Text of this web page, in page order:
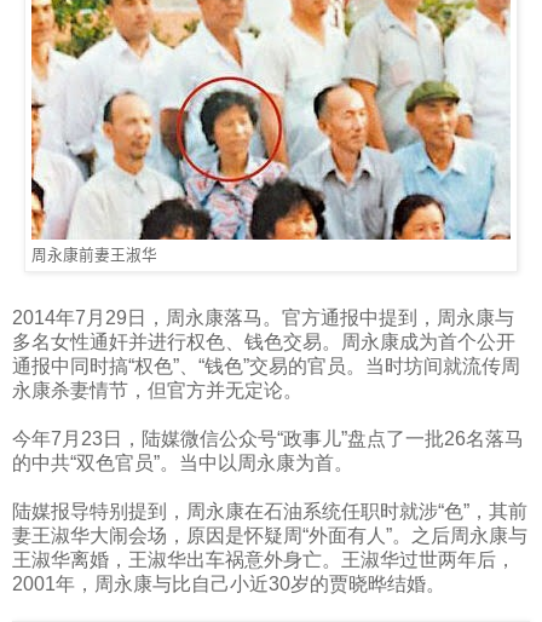
周永康前妻王淑华
2014年7 月 29 日，周永康落马。官方通报中提到，周永康与
多名女性通奸并进行权色、钱色交易。周永康成为首个公开
通报中同时搞“权色”、“钱色”交易的官员。当时坊间就流传周
永康杀妻情节，但官方并无定论。
今年7 月 23日，陆媒微信公众号“政事儿”盘点了一批26名落马
的中共“双色官员”。当中以周永康为首。
陆媒报导特别提到，周永康在石油系统任职时就涉“色”，其前
妻王淑华大闹会场，原因是怀疑周“外面有人”。之后周永康与
王淑华离婚，王淑华出车祸意外身亡。王淑华过世两年后，
2001年，周永康与比自己小近30岁的贾晓晔结婚。